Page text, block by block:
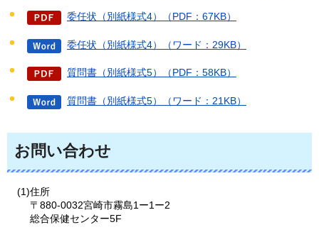
委任状（別紙様式4）（PDF：67KB）
委任状（別紙様式4）（ワード：29KB）
質問書（別紙様式5）（PDF：58KB）
質問書（別紙様式5）（ワード：21KB）
お問い合わせ
(1)住所
〒880-0032宮崎市霧島1ー1ー2
総合保健センター5F